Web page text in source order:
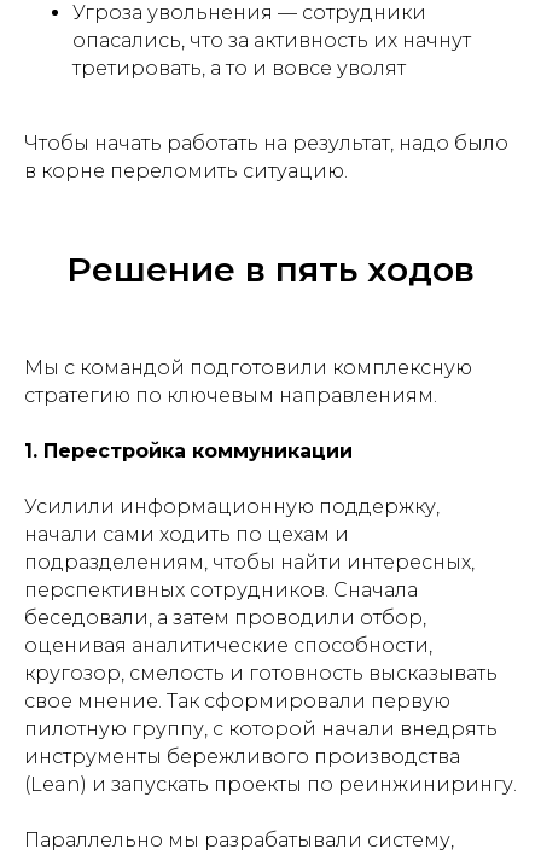
Угроза увольнения — сотрудники
опасались, что за активность их начнут
третировать, а то и вовсе уволят
Чтобы начать работать на результат, надо было
в корне переломить ситуацию.
Решение в пять ходов
Мы с командой подготовили комплексную
стратегию по ключевым направлениям.
1. Перестройка коммуникации
Усилили информационную поддержку,
начали сами ходить по цехам и
подразделениям, чтобы найти интересных,
перспективных сотрудников. Сначала
беседовали, а затем проводили отбор,
оценивая аналитические способности,
кругозор, смелость и готовность высказывать
свое мнение. Так сформировали первую
пилотную группу, с которой начали внедрять
инструменты бережливого производства
(Lean) и запускать проекты по реинжинирингу.
Параллельно мы разрабатывали систему,